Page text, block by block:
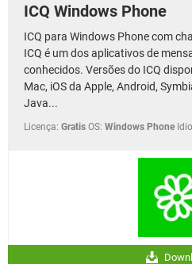
ICQ Windows Phone
ICQ para Windows Phone com
ICQ é um dos aplicativos de
conhecidos. Versões do ICQ
Mac, iOS da Apple, Android,
Java...
Licença: Gratis OS: Windows Phone